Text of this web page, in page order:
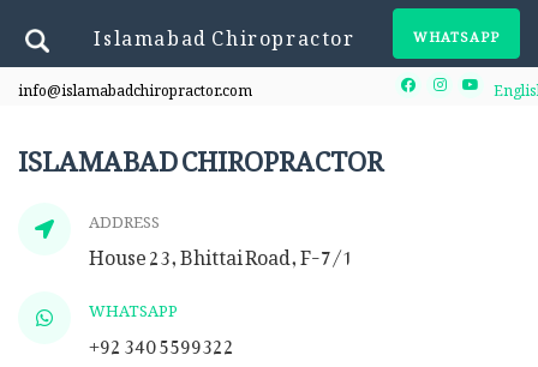
Islamabad Chiropractor WHATSAPP
info@islamabadchiropractor.com FacebookInstagramYoutube
ISLAMABAD CHIROPRACTOR
ADDRESS
House 23, Bhittai Road, F-7/1
WHATSAPP
+92 340 5599322